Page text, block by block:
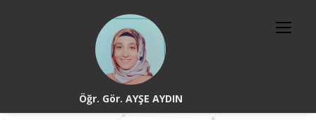
Öğr. Gör. AYŞE AYDIN